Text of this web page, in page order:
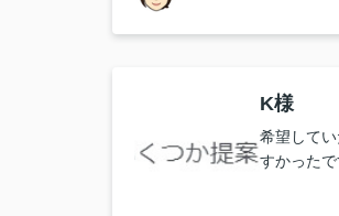
K様
希望して
すかったで